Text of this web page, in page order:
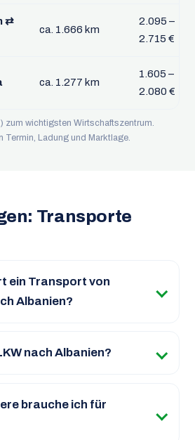
⇄
ca. 1.666 km
2.095 –
2.715 €
ca. 1.277 km
1.605 –
2.080 €
zum wichtigsten Wirtschaftszentrum.
Termin, Ladung und Marktlage.
Transporte
ein Transport von
Albanien?
nach Albanien?
brauche ich für